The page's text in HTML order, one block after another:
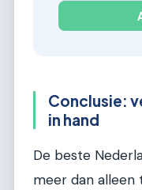
Conclusie:
in hand
De beste
meer dan alleen